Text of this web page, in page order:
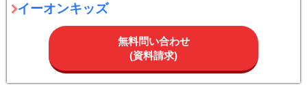
イーオンキッズ
無料問い合わせ
(資料請求)